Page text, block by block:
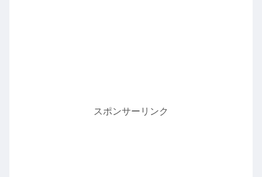
スポンサーリンク